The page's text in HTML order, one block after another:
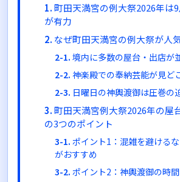
町田天満宮の例大祭2026年は
が有力
なぜ町田天満宮の例大祭が人
境内に多数の屋台・出店が
神楽殿での奉納芸能が見ど
日曜日の神輿渡御は圧巻の
町田天満宮例大祭2026年の屋
の3つのポイント
ポイント1：混雑を避ける
がおすすめ
ポイント2：神輿渡御の時